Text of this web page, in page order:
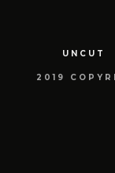
UNCUT
2019